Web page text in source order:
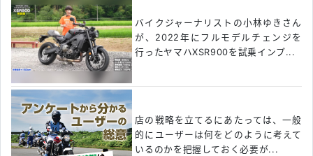
バイクジャーナリストの小林ゆきさん
が、2022年にフルモデルチェンジを
行ったヤマハXSR900を試乗インプ...
店の戦略を立てるにあたっては、一般
的にユーザーは何をどのように考えて
いるのかを把握しておく必要が...